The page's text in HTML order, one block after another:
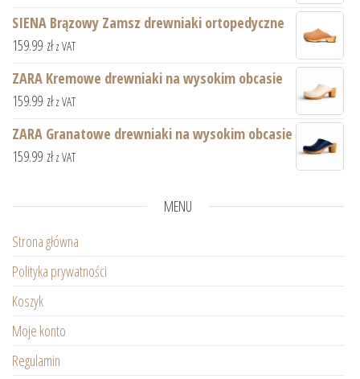
SIENA Brązowy Zamsz drewniaki ortopedyczne
159.99 zł z VAT
ZARA Kremowe drewniaki na wysokim obcasie
159.99 zł z VAT
ZARA Granatowe drewniaki na wysokim obcasie
159.99 zł z VAT
MENU
Strona główna
Polityka prywatności
Koszyk
Moje konto
Regulamin